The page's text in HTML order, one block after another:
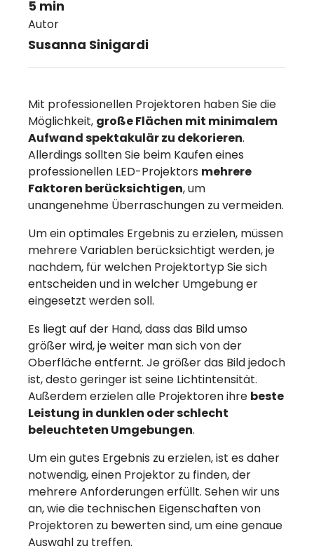
5 min
Autor
Susanna Sinigardi
Mit professionellen Projektoren haben Sie die
Möglichkeit, große Flächen mit minimalem
Aufwand spektakulär zu dekorieren.
Allerdings sollten Sie beim Kaufen eines
professionellen LED-Projektors mehrere
Faktoren berücksichtigen, um
unangenehme Überraschungen zu vermeiden.
Um ein optimales Ergebnis zu erzielen, müssen
mehrere Variablen berücksichtigt werden, je
nachdem, für welchen Projektortyp Sie sich
entscheiden und in welcher Umgebung er
eingesetzt werden soll.
Es liegt auf der Hand, dass das Bild umso
größer wird, je weiter man sich von der
Oberfläche entfernt. Je größer das Bild jedoch
ist, desto geringer ist seine Lichtintensität.
Außerdem erzielen alle Projektoren ihre beste
Leistung in dunklen oder schlecht
beleuchteten Umgebungen.
Um ein gutes Ergebnis zu erzielen, ist es daher
notwendig, einen Projektor zu finden, der
mehrere Anforderungen erfüllt. Sehen wir uns
an, wie die technischen Eigenschaften von
Projektoren zu bewerten sind, um eine genaue
Auswahl zu treffen.